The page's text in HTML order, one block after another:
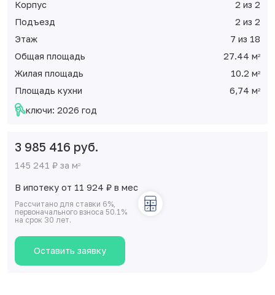
Корпус
2 из 2
Подъезд
2 из 2
Этаж
7 из 18
Общая площадь
27.44 м2
Жилая площадь 10.2 м2
Площадь кухни 6,74 м2
ключи: 2026 год
3 985 416 руб.
145 241 ₽ за м2
В ипотеку от 11 924 ₽ в мес
Рассчитано для ставки 6%,
первоначального взноса 50.1%
на срок 30 лет.
Оставить заявку